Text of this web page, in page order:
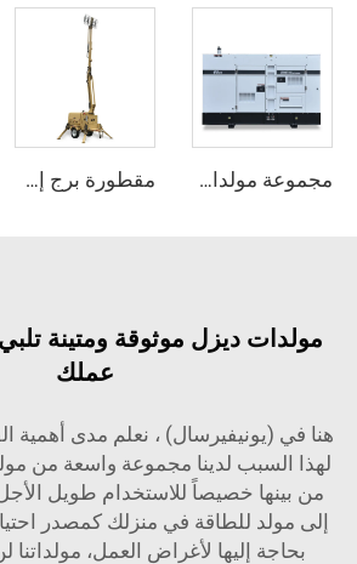
مجموعة مولدات YUNNEI بمحرك عالي الجودة تيار متردد ثلاثي الأطوار مولد ديزل سعر المصنع للبيع مقطورة برج إضاءة متنقلة للبناء مع مولد ديزل وبرج إضاءة هجيني
مولدات ديزل موثوقة ومتينة
عملك
هنا في (يونيفيرسال) ، نعلم مدى أهمية
لهذا السبب لدينا مجموعة واسعة من
من بينها خصيصاً للاستخدام طويل
إلى مولد للطاقة في منزلك كمصدر
بحاجة إليها لأغراض العمل،